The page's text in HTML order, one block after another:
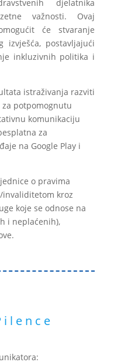
djelatnika
važnosti. Ovaj
će stvaranje
izvješća, postavljajući
inkluzivnih politika i
istraživanja razviti
potpomognutu
komunikaciju
za
na Google Play i
o pravima
invaliditetom kroz
koje se odnose na
i neplaćenih),